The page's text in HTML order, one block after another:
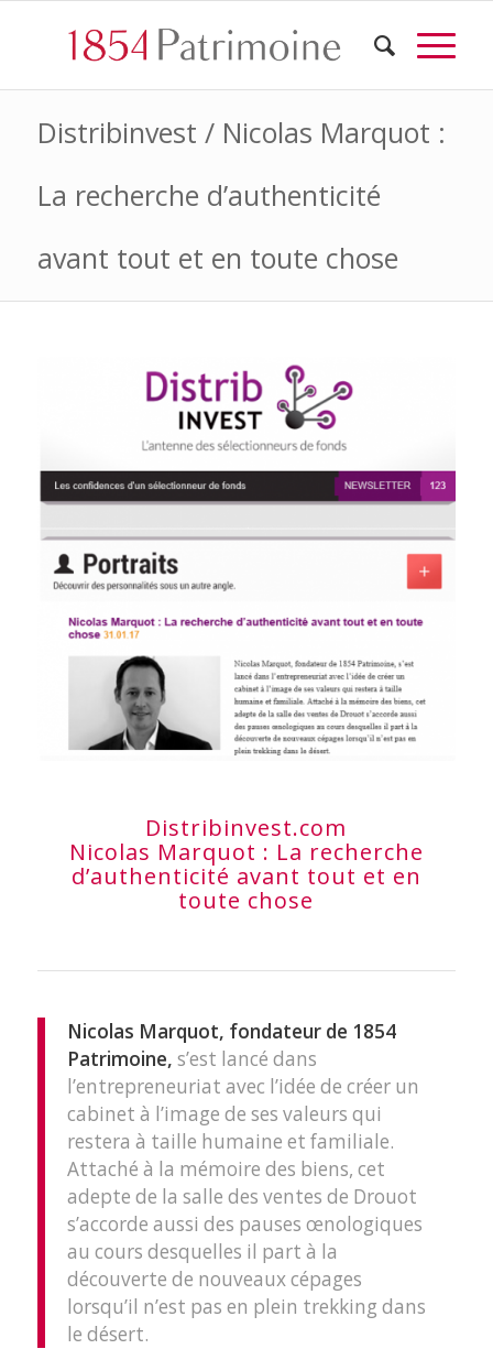
Distribinvest / Nicolas Marquot :
La recherche d’authenticité
avant tout et en toute chose
Distribinvest.com
Nicolas Marquot : La recherche
d’authenticité avant tout et en
toute chose
Nicolas Marquot, fondateur de 1854
Patrimoine, s’est lancé dans
l’entrepreneuriat avec l’idée de créer un
cabinet à l’image de ses valeurs qui
restera à taille humaine et familiale.
Attaché à la mémoire des biens, cet
adepte de la salle des ventes de Drouot
s’accorde aussi des pauses œnologiques
au cours desquelles il part à la
découverte de nouveaux cépages
lorsqu’il n’est pas en plein trekking dans
le désert.